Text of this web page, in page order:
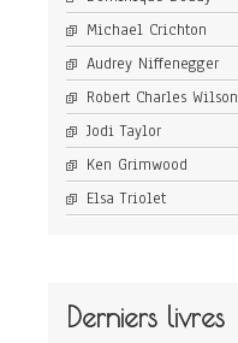
Michael Crichton
Audrey Niffenegger
Robert Charles Wilson
Jodi Taylor
Ken Grimwood
Elsa Triolet
Derniers livres